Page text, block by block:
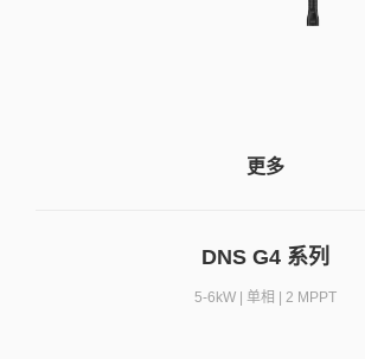
更多
DNS G4 系列
5-6kW | 单相 | 2 MPPT